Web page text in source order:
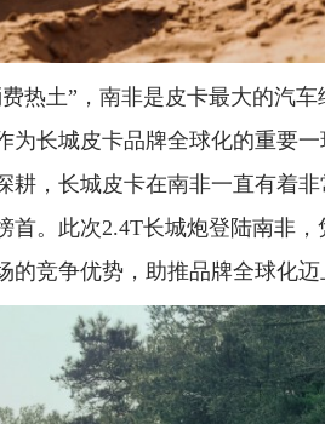
热土”，南非是皮卡最大的汽
为长城皮卡品牌全球化的重要
耕，长城皮卡在南非一直有着
首。此次2.4T长城炮登陆南非
的竞争优势，助推品牌全球化迈